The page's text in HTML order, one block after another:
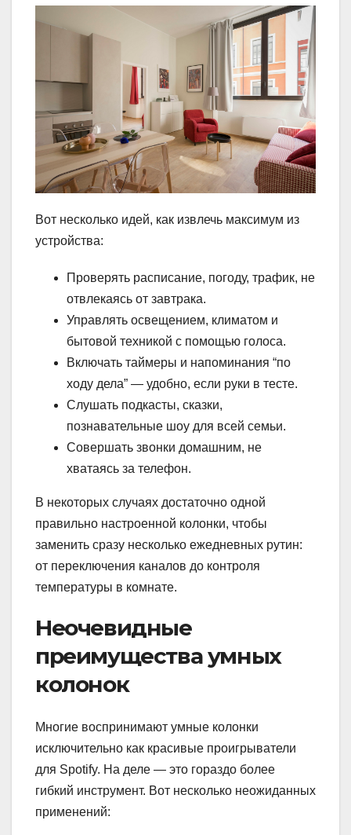
Вот несколько идей, как извлечь максимум из
устройства:
Проверять расписание, погоду, трафик, не
отвлекаясь от завтрака.
Управлять освещением, климатом и
бытовой техникой с помощью голоса.
Включать таймеры и напоминания “по
ходу дела” — удобно, если руки в тесте.
Слушать подкасты, сказки,
познавательные шоу для всей семьи.
Совершать звонки домашним, не
хватаясь за телефон.
В некоторых случаях достаточно одной
правильно настроенной колонки, чтобы
заменить сразу несколько ежедневных рутин:
от переключения каналов до контроля
температуры в комнате.
Неочевидные
преимущества умных
колонок
Многие воспринимают умные колонки
исключительно как красивые проигрыватели
для Spotify. На деле — это гораздо более
гибкий инструмент. Вот несколько неожиданных
применений: